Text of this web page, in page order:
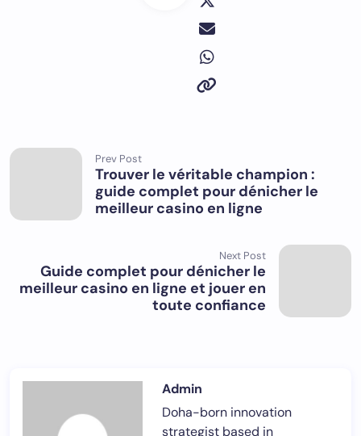
Prev Post
Trouver le véritable champion :
guide complet pour dénicher le
meilleur casino en ligne
Next Post
Guide complet pour dénicher le
meilleur casino en ligne et jouer en
toute confiance
Admin
Doha-born innovation
strategist based in